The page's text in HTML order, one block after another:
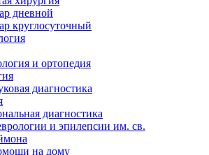
дневной
круглосуточный
и ортопедия
диагностика
диагностика
и эпилепсии им. св.
на дому